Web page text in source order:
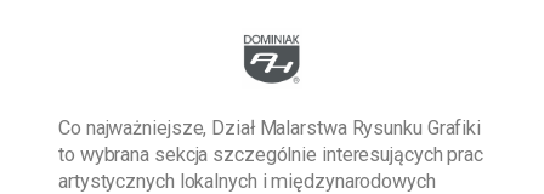
Co najważniejsze, Dział Malarstwa Rysunku Grafiki
to wybrana sekcja szczególnie interesujących prac
artystycznych lokalnych i międzynarodowych